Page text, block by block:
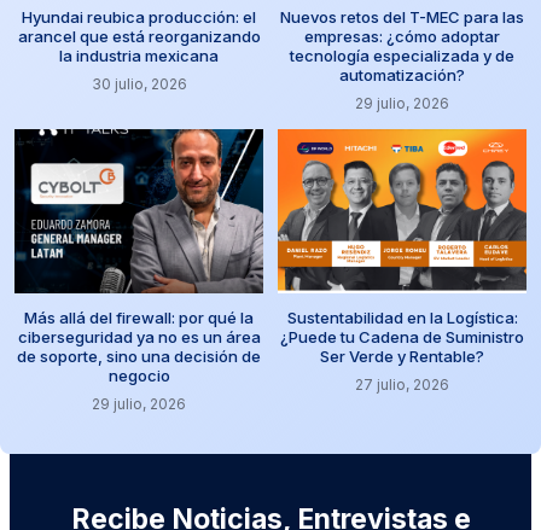
Hyundai reubica producción: el
arancel que está reorganizando
la industria mexicana
30 julio, 2026
Nuevos retos del T-MEC para las
empresas: ¿cómo adoptar
tecnología especializada y de
automatización?
29 julio, 2026
Más allá del firewall: por qué la
ciberseguridad ya no es un área
de soporte, sino una decisión de
negocio
29 julio, 2026
Sustentabilidad en la Logística:
¿Puede tu Cadena de Suministro
Ser Verde y Rentable?
27 julio, 2026
Recibe Noticias, Entrevistas e